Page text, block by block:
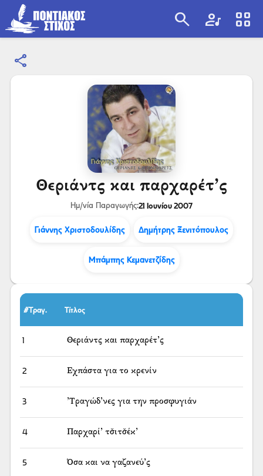
search artist view_cozy
share
Θεριάντς και παρχαρέτ’ς
Ημ/νία Παραγωγής:21 Ιουνίου 2007
Γιάννης Χριστοδουλίδης Δημήτρης Ξενιτόπουλος
Μπάμπης Κεμανετζίδης
#Τραγ. Τίτλος
1 Θεριάντς και παρχαρέτ’ς
2 Εχπάστα για το κρενίν
3 ’Τραγώδ’νες για την προσφυγιάν
4 Παρχαρί’ τσ̌ιτσ̌έκ’
5 Όσα και να γαζανεύ’ς